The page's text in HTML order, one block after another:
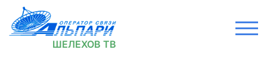
ШЕЛЕХОВ ТВ